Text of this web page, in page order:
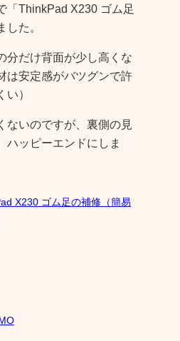
「ThinkPad X230 ゴム足
た。
分だけ背面が少し高くな
は安定感がバツグンで許
）
ないのですが、裏側の見
ハッピーエンドにしま
X230 ゴム足の補修（簡易